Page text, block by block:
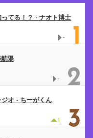
- 1
てる！？ - ナオト博士
- 2
陽
1 3
オ - ちーがくん